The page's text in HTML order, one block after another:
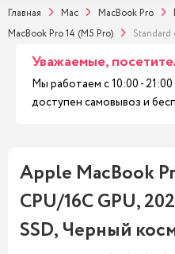
Главная Mac MacBook Pro
MacBook Pro 14 (M5 Pro)
Standard
Уважаемые,
Мы работаем с 10:00 -
доступен самовывоз и
Apple MacBook
CPU/16C GPU,
SSD, Черный